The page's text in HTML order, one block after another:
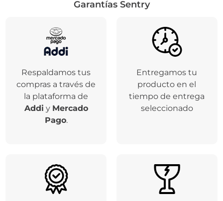
Garantías Sentry
Respaldamos tus
compras a través de
la plataforma de
Addi y Mercado
Pago.
Entregamos tu
producto en el
tiempo de entrega
seleccionado